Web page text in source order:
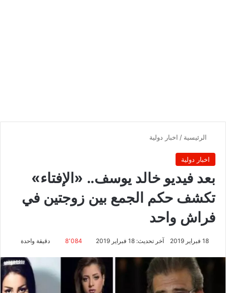
الرئيسية / اخبار دولية
اخبار دولية
بعد فيديو خالد يوسف.. «الإفتاء»
تكشف حكم الجمع بين زوجتين في
فراش واحد
18 فبراير 2019 آخر تحديث: 18 فبراير 2019 8٬084 دقيقة واحدة